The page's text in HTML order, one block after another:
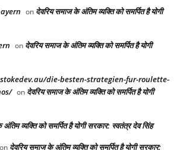
on देवरिय समाज के अंतिम व्यक्ति को समर्पित है योगी
on देवरिय समाज के अंतिम व्यक्ति को समर्पित है योगी
die-besten-strategien-fur-roulette-
on देवरिय समाज के अंतिम व्यक्ति को समर्पित है योगी
व्यक्ति को समर्पित है योगी सरकार: स्वतंत्र देव सिंह
on देवरिय समाज के अंतिम व्यक्ति को समर्पित है योगी सरकार: